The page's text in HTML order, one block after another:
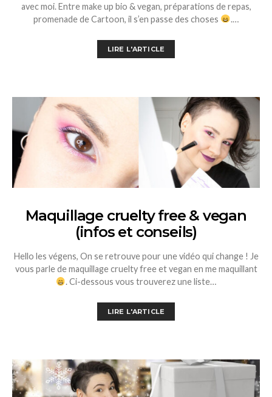
avec moi. Entre make up bio & vegan, préparations de repas,
promenade de Cartoon, il s’en passe des choses
.…
LIRE L'ARTICLE
Maquillage cruelty free & vegan
(infos et conseils)
Hello les végens, On se retrouve pour une vidéo qui change ! Je
vous parle de maquillage cruelty free et vegan en me maquillant
. Ci-dessous vous trouverez une liste…
LIRE L'ARTICLE